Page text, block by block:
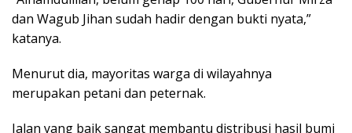
dan Wagub Jihan sudah hadir dengan bukti nyata,”
katanya.
Menurut dia, mayoritas warga di wilayahnya
merupakan petani dan peternak.
Jalan yang baik sangat membantu distribusi hasil bumi